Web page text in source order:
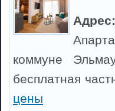
Адрес:
коммуне
бесплатная
цены